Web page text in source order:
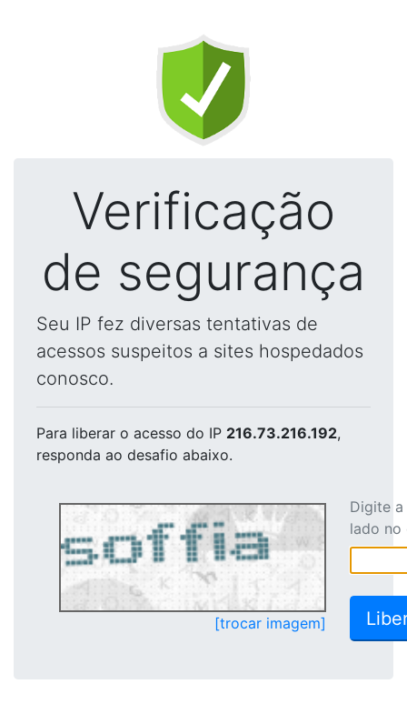
Verificação
de segurança
Seu IP fez diversas tentativas de
acessos suspeitos a sites hospedados
conosco.
Para liberar o acesso do IP 216.73.216.192,
responda ao desafio abaixo.
[trocar imagem]
Digite
lado no